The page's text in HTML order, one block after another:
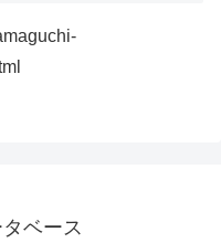
ベース